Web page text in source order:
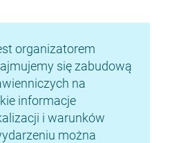
organizatorem
się zabudową
na
informacje
i warunków
można